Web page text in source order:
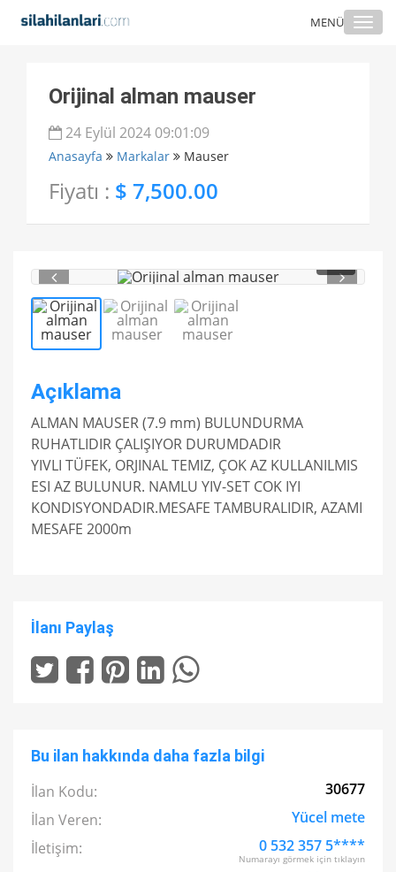
MENÜ
Orijinal alman mauser
24 Eylül 2024 09:01:09
Anasayfa Markalar Mauser
Fiyatı : $ 7,500.00
1/ 3
Açıklama
ALMAN MAUSER (7.9 mm) BULUNDURMA
RUHATLIDIR ÇALIŞIYOR DURUMDADIR
YIVLI TÜFEK, ORJINAL TEMIZ, ÇOK AZ KULLANILMIS
ESI AZ BULUNUR. NAMLU YIV-SET COK IYI
KONDISYONDADIR.MESAFE TAMBURALIDIR, AZAMI
MESAFE 2000m
İlanı Paylaş
Bu ilan hakkında daha fazla bilgi
İlan Kodu:
30677
İlan Veren:
Yücel mete
İletişim:
0 532 357 5****
Numarayı görmek için tıklayın